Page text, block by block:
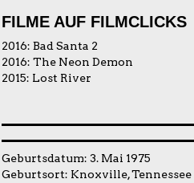
FILME AUF FILMCLICKS
2016: Bad Santa 2
2016: The Neon Demon
2015: Lost River
Geburtsdatum: 3. Mai 1975
Geburtsort: Knoxville, Tennessee